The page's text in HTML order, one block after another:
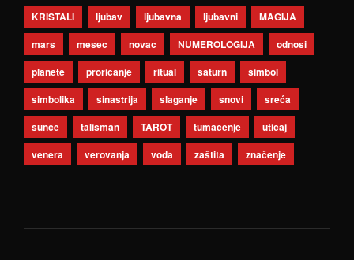
KRISTALI
ljubav ljubavna ljubavni
MAGIJA
mars
mesec novac NUMEROLOGIJA
odnosi
planete
proricanje ritual saturn
simbol
simbolika
sinastrija slaganje snovi
sreća
sunce
talisman TAROT tumačenje
uticaj
venera
verovanja voda zaštita značenje